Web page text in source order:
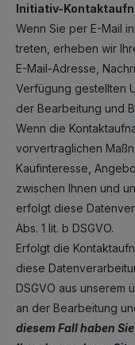
Initiativ-
Wenn Sie per E-Mail
treten, erheben wir
E-Mail-Adresse,
Verfügung gestellten
der Bearbeitung und
Wenn die
vorvertraglichen
Kaufinteresse,
zwischen Ihnen und
erfolgt diese
Abs. 1 lit. b DSGVO.
Erfolgt die
diese
DSGVO aus unserem
an der Bearbeitung
diesem Fall haben